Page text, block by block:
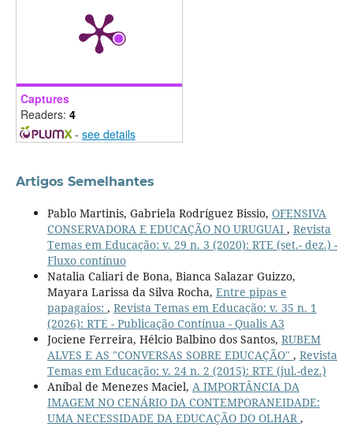
Captures
Readers: 4
- see details
Artigos Semelhantes
Pablo Martinis, Gabriela Rodríguez Bissio, OFENSIVA
CONSERVADORA E EDUCAÇÃO NO URUGUAI , Revista
Temas em Educação: v. 29 n. 3 (2020): RTE (set.- dez.) -
Fluxo contínuo
Natalia Caliari de Bona, Bianca Salazar Guizzo,
Mayara Larissa da Silva Rocha, Entre pipas e
papagaios: , Revista Temas em Educação: v. 35 n. 1
(2026): RTE - Publicação Contínua - Qualis A3
Jociene Ferreira, Hélcio Balbino dos Santos, RUBEM
ALVES E AS "CONVERSAS SOBRE EDUCAÇÃO" , Revista
Temas em Educação: v. 24 n. 2 (2015): RTE (jul.-dez.)
Aníbal de Menezes Maciel, A IMPORTÂNCIA DA
IMAGEM NO CENÁRIO DA CONTEMPORANEIDADE:
UMA NECESSIDADE DA EDUCAÇÃO DO OLHAR,